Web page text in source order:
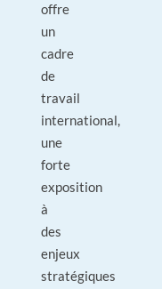
offre
un
cadre
de
travail
international,
une
forte
exposition
à
des
enjeux
stratégiques